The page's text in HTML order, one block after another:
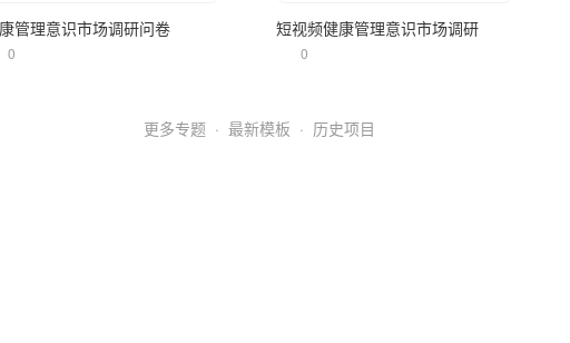
管理意识市场调研问卷
0
短视频健康管理意识市场调研
0
更多专题 · 最新模板 · 历史项目